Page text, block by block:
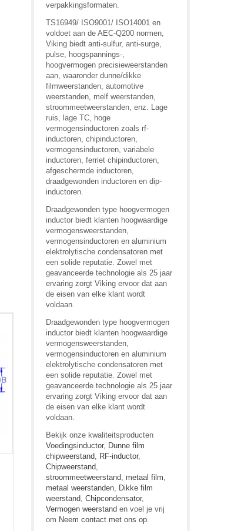
verpakkingsformaten.
TS16949/ ISO9001/ ISO14001 en
voldoet aan de AEC-Q200 normen,
Viking biedt anti-sulfur, anti-surge,
pulse, hoogspannings-,
hoogvermogen precisieweerstanden
aan, waaronder dunne/dikke
filmweerstanden, automotive
weerstanden, melf weerstanden,
stroommeetweerstanden, enz. Lage
ruis, lage TC, hoge
vermogensinductoren zoals rf-
inductoren, chipinductoren,
vermogensinductoren, variabele
inductoren, ferriet chipinductoren,
afgeschermde inductoren,
draadgewonden inductoren en dip-
inductoren.
Draadgewonden type hoogvermogen
inductor biedt klanten hoogwaardige
vermogensweerstanden,
vermogensinductoren en aluminium
elektrolytische condensatoren met
een solide reputatie. Zowel met
geavanceerde technologie als 25 jaar
ervaring zorgt Viking ervoor dat aan
de eisen van elke klant wordt
voldaan.
Draadgewonden type hoogvermogen
inductor biedt klanten hoogwaardige
vermogensweerstanden,
vermogensinductoren en aluminium
elektrolytische condensatoren met
een solide reputatie. Zowel met
geavanceerde technologie als 25 jaar
ervaring zorgt Viking ervoor dat aan
de eisen van elke klant wordt
voldaan.
Bekijk onze kwaliteitsproducten
Voedingsinductor, Dunne film
chipweerstand, RF-inductor,
Chipweerstand,
stroommeetweerstand, metaal film,
metaal weerstanden, Dikke film
weerstand, Chipcondensator,
Vermogen weerstand en voel je vrij
om Neem contact met ons op.